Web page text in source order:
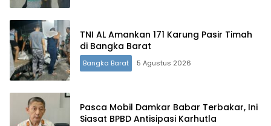
TNI AL Amankan 171 Karung Pasir Timah
di Bangka Barat
Bangka Barat 5 Agustus 2026
Pasca Mobil Damkar Babar Terbakar, Ini
Siasat BPBD Antisipasi Karhutla